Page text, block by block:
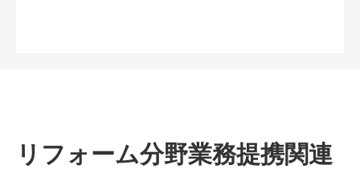
リフォーム分野業務提携関連